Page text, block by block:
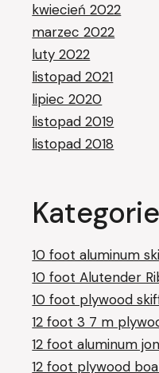
kwiecień 2022
marzec 2022
luty 2022
listopad 2021
lipiec 2020
listopad 2019
listopad 2018
Kategorie
10 foot aluminum
10 foot Alutender
10 foot plywood
12 foot 3 7 m
12 foot aluminum
12 foot plywood